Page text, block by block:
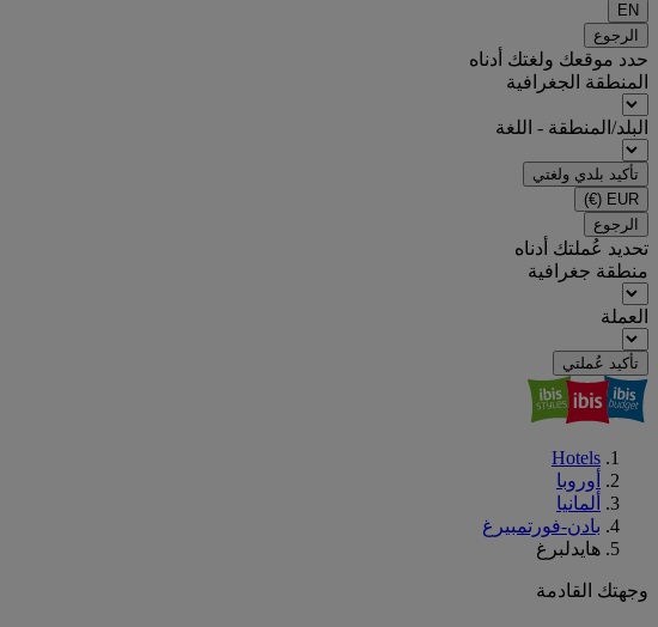
EN
الرجوع
حدد موقعك ولغتك أدناه
المنطقة الجغرافية
البلد/المنطقة - اللغة
تأكيد بلدي ولغتي
EUR
(€)
الرجوع
تحديد عُملتك أدناه
منطقة جغرافية
العملة
تأكيد عُملتي
Hotels
أوروبا
ألمانيا
بادن-فورتمبيرغ
هايدلبرغ
وجهتك القادمة